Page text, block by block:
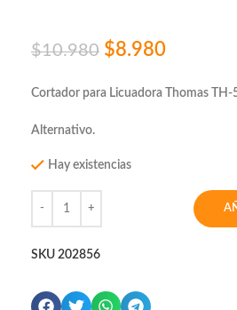
$10.980 $8.980
Cortador para Licuadora Thomas TH-
Alternativo.
Hay existencias
SKU 202856